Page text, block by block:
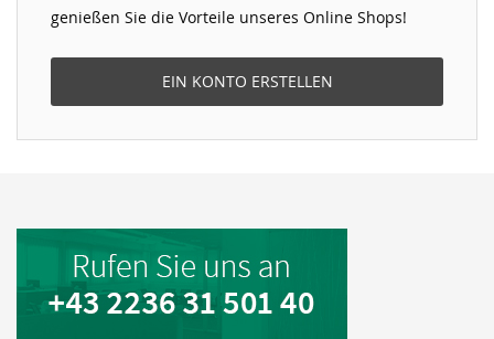
genießen Sie die Vorteile unseres Online Shops!
EIN KONTO ERSTELLEN